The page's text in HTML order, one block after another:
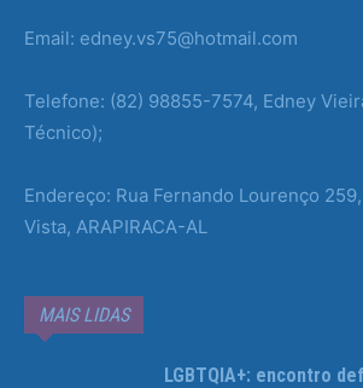
Email: edney.vs75@hotmail.com
Telefone: (82) 98855-7574, Edney
Técnico);
Endereço: Rua Fernando Lourenço
Vista, ARAPIRACA-AL
MAIS LIDAS
LGBTQIA+: encontro